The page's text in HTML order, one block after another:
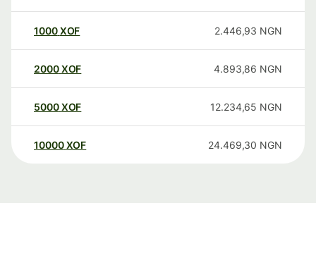
1000XOF 2.446,93 NGN
2000XOF 4.893,86 NGN
5000XOF 12.234,65 NGN
10000 XOF 24.469,30 NGN